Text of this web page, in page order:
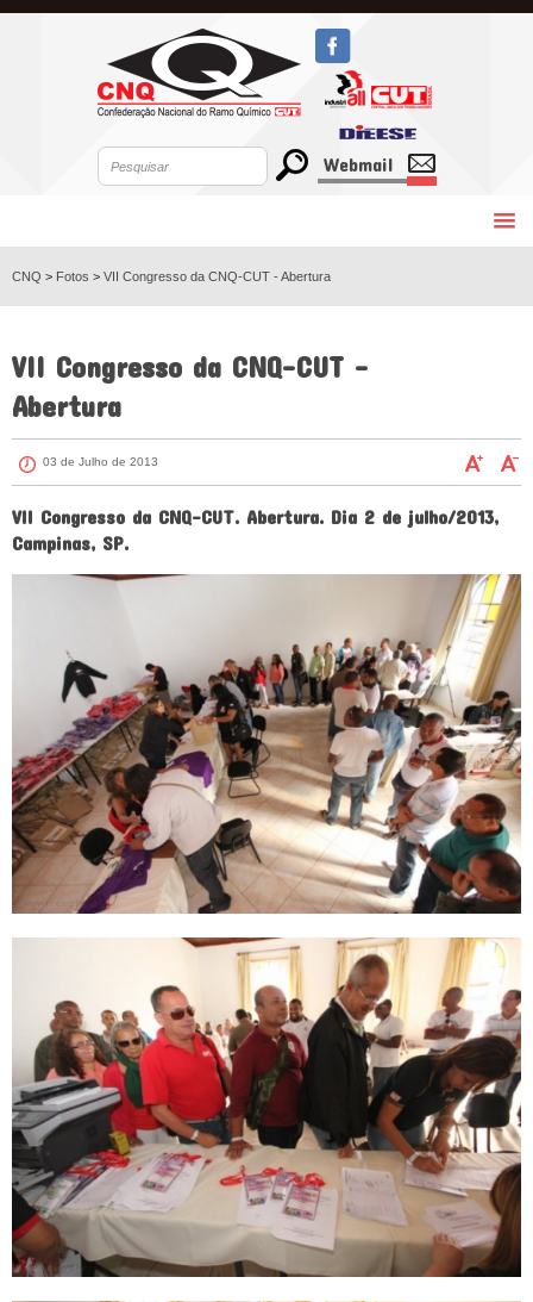
Webmail
CNQ > Fotos > VII Congresso da CNQ-CUT - Abertura
VII Congresso da CNQ-CUT -
Abertura
03 de Julho de 2013
VII Congresso da CNQ-CUT. Abertura. Dia 2 de julho/2013,
Campinas, SP.